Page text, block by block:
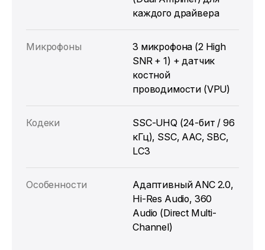
каждого драйвера
Микрофоны
3 микрофона (2 High
SNR + 1) + датчик
костной
проводимости (VPU)
Кодеки
SSC-UHQ (24-бит / 96
кГц), SSC, AAC, SBC,
LC3
Особенности
Адаптивный ANC 2.0,
Hi-Res Audio, 360
Audio (Direct Multi-
Channel)